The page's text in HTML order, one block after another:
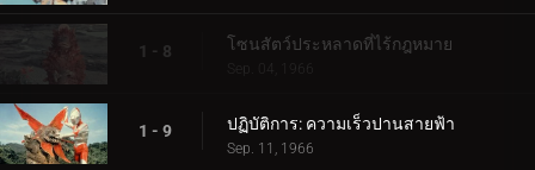
1 - 8 โซนสัตว์ประหลาดที่ไร้กฎหมาย
Sep. 04, 1966
1 - 9 ปฏิบัติการ: ความเร็วปานสายฟ้า
Sep. 11, 1966